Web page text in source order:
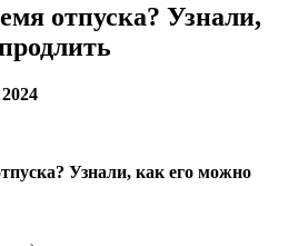
отпуска? Узнали,